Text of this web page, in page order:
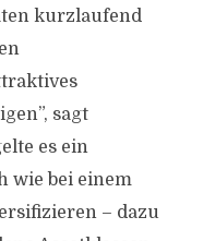
kurzlaufend
sagt
es ein
wie bei einem
– dazu